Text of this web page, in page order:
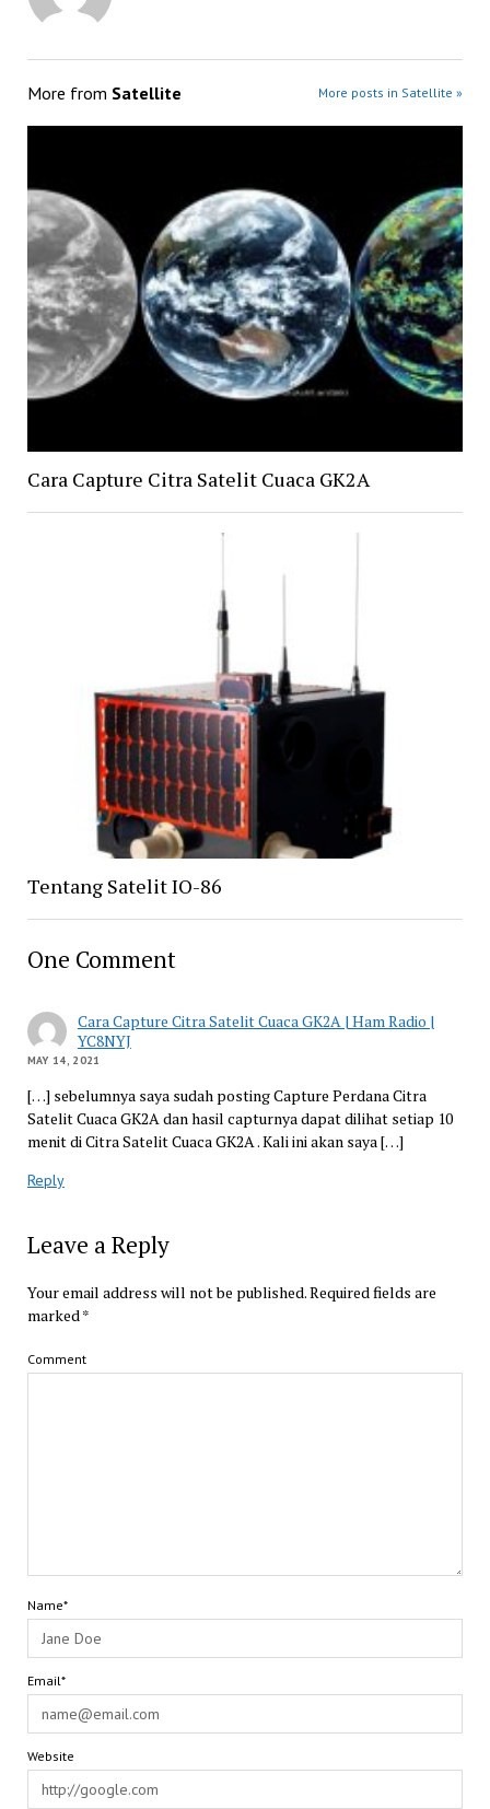
More from Satellite More posts in Satellite »
Cara Capture Citra Satelit Cuaca GK2A
Tentang Satelit IO-86
One Comment
Cara Capture Citra Satelit Cuaca GK2A | Ham Radio |
YC8NYJ
MAY 14, 2021
[…] sebelumnya saya sudah posting Capture Perdana Citra
Satelit Cuaca GK2A dan hasil capturnya dapat dilihat setiap 10
menit di Citra Satelit Cuaca GK2A . Kali ini akan saya […]
Reply
Leave a Reply
Your email address will not be published.Required fields are
marked*
Comment
Name*
Email*
Website